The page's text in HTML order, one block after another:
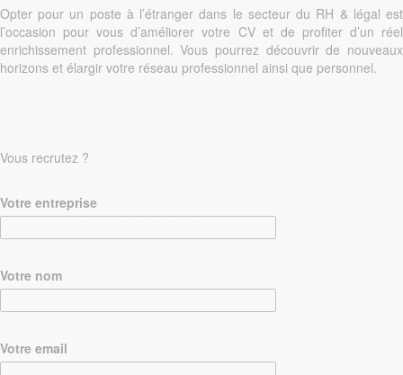
Opter pour un poste à l’étranger dans le secteur du RH & légal est
l’occasion pour vous d’améliorer votre CV et de profiter d’un réel
enrichissement professionnel. Vous pourrez découvrir de nouveaux
horizons et élargir votre réseau professionnel ainsi que personnel.
Vous recrutez ?
Votre entreprise
Votre nom
Votre email